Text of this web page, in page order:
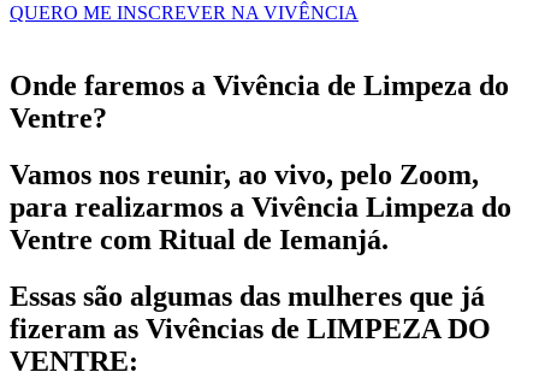
QUERO ME INSCREVER NA VIVÊNCIA
Onde faremos a Vivência de Limpeza do
Ventre?
Vamos nos reunir, ao vivo, pelo Zoom,
para realizarmos a Vivência Limpeza do
Ventre com Ritual de Iemanjá.
Essas são algumas das mulheres que já
fizeram as Vivências de LIMPEZA DO
VENTRE: